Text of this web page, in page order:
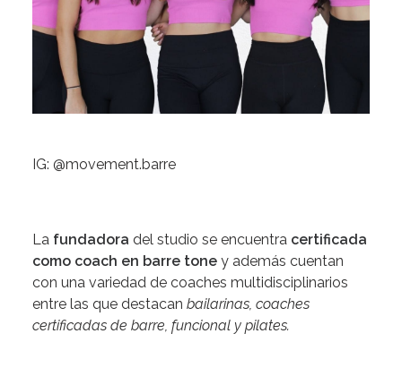
IG: @movement.barre
La fundadora del studio se encuentra certificada
como coach en barre tone y además cuentan
con una variedad de coaches multidisciplinarios
entre las que destacan bailarinas, coaches
certificadas de barre, funcional y pilates.